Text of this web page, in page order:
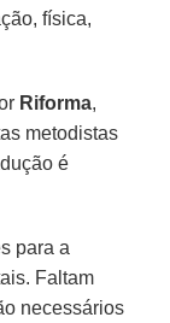
física,
Riforma,
metodistas
é
para a
Faltam
necessários